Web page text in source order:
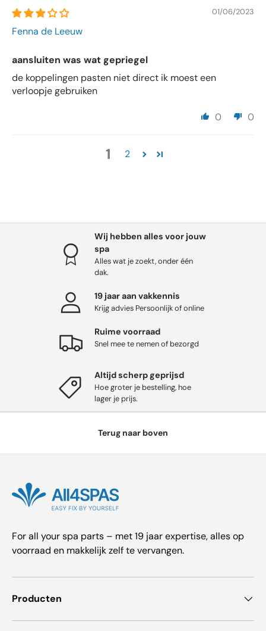
01/06/2023
Fenna de Leeuw
aansluiten was wat gepriegel
de koppelingen pasten niet direct ik moest een
verloopje gebruiken
0 0
1 2
Wij hebben alles voor jouw
spa
Alles wat je zoekt, onder één
dak.
19 jaar aan vakkennis
Krijg advies Persoonlijk of online
Ruime voorraad
Snel mee te nemen of bezorgd
Altijd scherp geprijsd
Hoe groter je bestelling, hoe
lager je prijs.
Terug naar boven
For all your spa parts – met 19 jaar expertise, alles op
voorraad en makkelijk zelf te vervangen.
Producten